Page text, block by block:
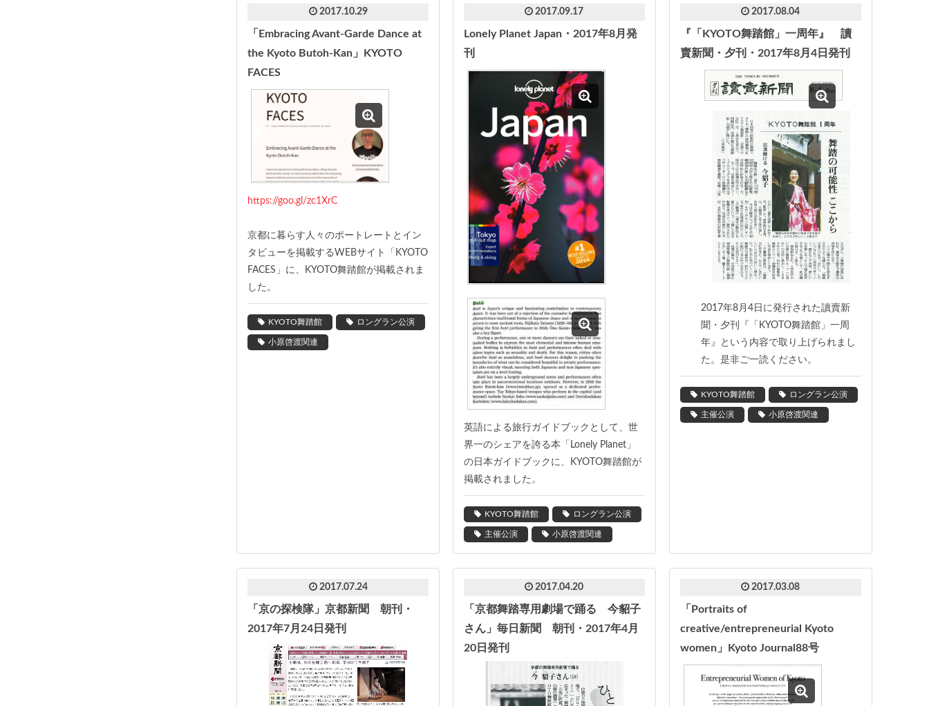
2017.10.29
「Embracing Avant-Garde Dance at
the Kyoto Butoh-Kan」KYOTO
FACES
https://goo.gl/zc1XrC
京都に暮らす人々のポートレートとイン
タビューを掲載するWEBサイト「KYOTO
FACES」に、KYOTO舞踏館が掲載されま
した。
KYOTO舞踏館 ロングラン公演
小原啓渡関連
2017.09.17
Lonely Planet Japan・2017年8月発
刊
英語による旅行ガイドブックとして、世
界一のシェアを誇る本「Lonely Planet」
の日本ガイドブックに、KYOTO舞踏館が
掲載されました。
KYOTO舞踏館 ロングラン公演
主催公演 小原啓渡関連
2017.08.04
『「KYOTO舞踏館」一周年』 讀
賣新聞・夕刊・2017年8月4日発刊
2017年8月4日に発行された讀賣新
聞・夕刊『「KYOTO舞踏館」一周
年』という内容で取り上げられまし
た。是非ご一読ください。
KYOTO舞踏館 ロングラン公演
主催公演 小原啓渡関連
2017.07.24
「京の探検隊」京都新聞 朝刊・
2017年7月24日発刊
2017.04.20
「京都舞踏専用劇場で踊る 今貂子
さん」毎日新聞 朝刊・2017年4月
20日発刊
2017.03.08
「Portraits of
creative/entrepreneurial Kyoto
women」Kyoto Journal88号